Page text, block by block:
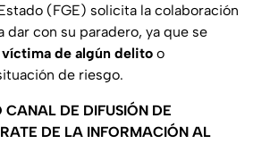
(FGE) solicita la colaboración
dar con su paradero, ya que se
víctima de algún delito o
de riesgo.
CANAL DE DIFUSIÓN DE
DE LA INFORMACIÓN AL